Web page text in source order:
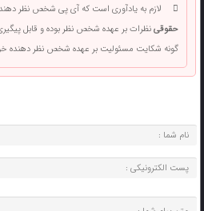
لازم به یادآوری است که آی پی شخص نظر
حقوقینظرات بر عهده شخص نظر بوده و قابل
گونه شکایت مسئولیت بر عهده شخص نظر دهنده